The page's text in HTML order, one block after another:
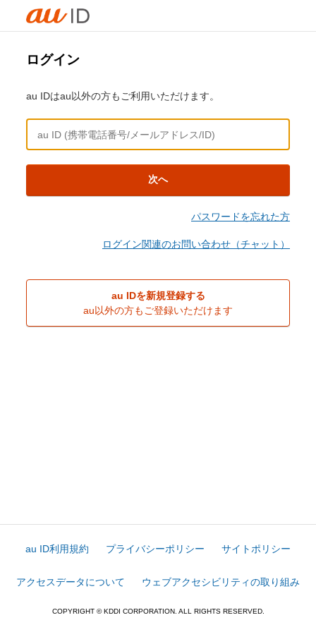
ログイン
au IDはau以外の方もご利用いただけます。
次へ
パスワードを忘れた方
ログイン関連のお問い合わせ（チャット）
au IDを新規登録する
au以外の方もご登録いただけます
au ID利用規約 プライバシーポリシー サイトポリシー
アクセスデータについて ウェブアクセシビリティの取り組み
COPYRIGHT © KDDI CORPORATION. ALL RIGHTS RESERVED.